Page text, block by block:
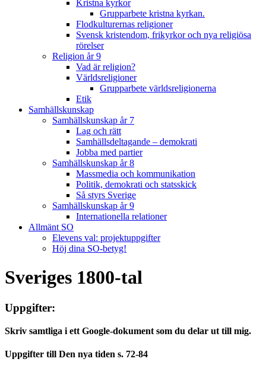
Kristna kyrkor
Grupparbete kristna kyrkan.
Flodkulturernas religioner
Svensk kristendom, frikyrkor och nya religiösa
rörelser
Religion år 9
Vad är religion?
Världsreligioner
Grupparbete världsreligionerna
Etik
Samhällskunskap
Samhällskunskap år 7
Lag och rätt
Samhällsdeltagande – demokrati
Jobba med partier
Samhällskunskap år 8
Massmedia och kommunikation
Politik, demokrati och statsskick
Så styrs Sverige
Samhällskunskap år 9
Internationella relationer
Allmänt SO
Elevens val: projektuppgifter
Höj dina SO-betyg!
Sveriges 1800-tal
Uppgifter:
Skriv samtliga i ett Google-dokument som du delar ut till mig.
Uppgifter till Den nya tiden s. 72-84